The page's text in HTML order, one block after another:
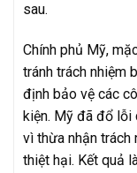
sau.
Chính phủ Mỹ,
tránh trách nhiệm
định bảo vệ các
kiện. Mỹ đã đổ lỗi
vì thừa nhận trách
thiệt hại. Kết quả